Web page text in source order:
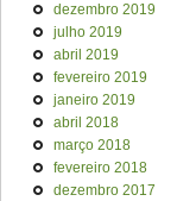
dezembro 2019
julho 2019
abril 2019
fevereiro 2019
janeiro 2019
abril 2018
março 2018
fevereiro 2018
dezembro 2017